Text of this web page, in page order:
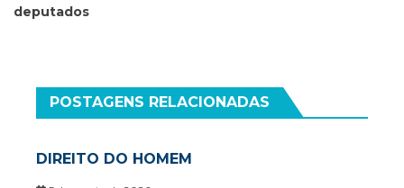
deputados
POSTAGENS RELACIONADAS
DIREITO DO HOMEM